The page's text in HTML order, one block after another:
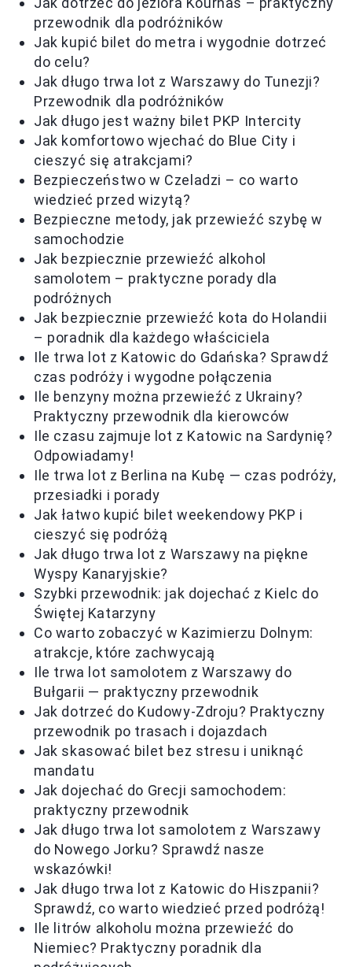
przewodnik dla podróżników
Jak kupić bilet do metra i wygodnie dotrzeć
do celu?
Jak długo trwa lot z Warszawy do Tunezji?
Przewodnik dla podróżników
Jak długo jest ważny bilet PKP Intercity
Jak komfortowo wjechać do Blue City i
cieszyć się atrakcjami?
Bezpieczeństwo w Czeladzi – co warto
wiedzieć przed wizytą?
Bezpieczne metody, jak przewieźć szybę w
samochodzie
Jak bezpiecznie przewieźć alkohol
samolotem – praktyczne porady dla
podróżnych
Jak bezpiecznie przewieźć kota do Holandii
– poradnik dla każdego właściciela
Ile trwa lot z Katowic do Gdańska? Sprawdź
czas podróży i wygodne połączenia
Ile benzyny można przewieźć z Ukrainy?
Praktyczny przewodnik dla kierowców
Ile czasu zajmuje lot z Katowic na Sardynię?
Odpowiadamy!
Ile trwa lot z Berlina na Kubę — czas podróży,
przesiadki i porady
Jak łatwo kupić bilet weekendowy PKP i
cieszyć się podróżą
Jak długo trwa lot z Warszawy na piękne
Wyspy Kanaryjskie?
Szybki przewodnik: jak dojechać z Kielc do
Świętej Katarzyny
Co warto zobaczyć w Kazimierzu Dolnym:
atrakcje, które zachwycają
Ile trwa lot samolotem z Warszawy do
Bułgarii — praktyczny przewodnik
Jak dotrzeć do Kudowy-Zdroju? Praktyczny
przewodnik po trasach i dojazdach
Jak skasować bilet bez stresu i uniknąć
mandatu
Jak dojechać do Grecji samochodem:
praktyczny przewodnik
Jak długo trwa lot samolotem z Warszawy
do Nowego Jorku? Sprawdź nasze
wskazówki!
Jak długo trwa lot z Katowic do Hiszpanii?
Sprawdź, co warto wiedzieć przed podróżą!
Ile litrów alkoholu można przewieźć do
Niemiec? Praktyczny poradnik dla